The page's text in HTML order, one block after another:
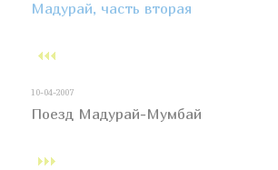
Мадурай, часть вторая
10-04-2007
Поезд Мадурай-Мумбай